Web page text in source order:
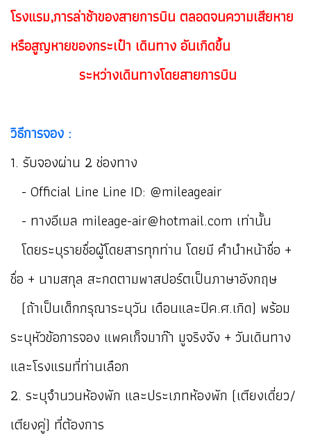
โรงแรม,การล่าช้าของสายการบิน ตลอดจนความเสียหาย
หรือสูญหายของกระเป๋า เดินทาง อันเกิดขึ้น
ระหว่างเดินทางโดยสายการบิน
วิธีการจอง :
1. รับจองผ่าน 2 ช่องทาง
- Official Line Line ID: @mileageair
- ทางอีเมล mileage-air@hotmail.com เท่านั้น
โดยระบุรายชื่อผู้โดยสารทุกท่าน โดยมี คำนำหน้าชื่อ +
ชื่อ + นามสกุล สะกดตามพาสปอร์ตเป็นภาษาอังกฤษ
(ถ้าเป็นเด็กกรุณาระบุวัน เดือนและปีค.ศ.เกิด) พร้อม
ระบุหัวข้อการจอง แพคเก็จมาก๊า มูจริงจัง + วันเดินทาง
และโรงแรมที่ท่านเลือก
2. ระบุจำนวนห้องพัก และประเภทห้องพัก (เตียงเดี่ยว/
เตียงคู่) ที่ต้องการ